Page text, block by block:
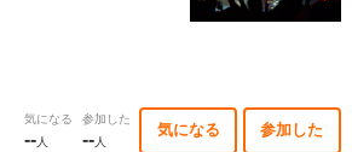
気になる
--人
参加した
--人
気になる 参加した